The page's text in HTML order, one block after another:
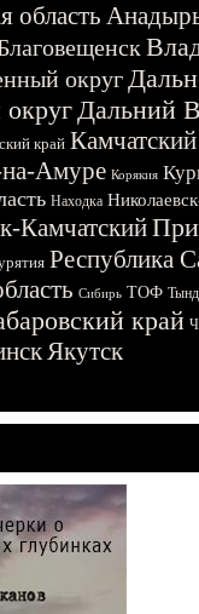
область
округ
Дальний
край
Амуре Корякия
Находка
Камчатский
Республика
Сибирь ТОФ
край
Якутск